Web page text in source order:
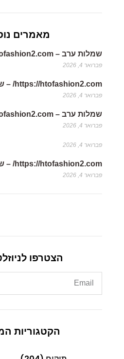
מאמרים
שמלות ערב – https://htofashion2.com/
פברואר 4, 2026
https://htofashion2.com/ – שמלות ערב
פברואר 4, 2026
שמלות ערב – https://htofashion2.com/
פברואר 4, 2026
פברואר 4, 2026
https://htofashion2.com/ – שמלות ערב
פברואר 4, 2026
הצטרפו
הקטגוריות